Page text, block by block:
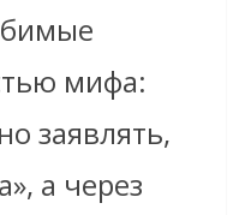
мифа:
заявлять,
а через